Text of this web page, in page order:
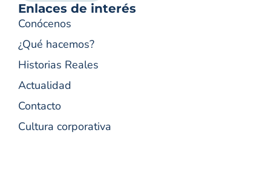
Enlaces de interés
Conócenos
¿Qué hacemos?
Historias Reales
Actualidad
Contacto
Cultura corporativa